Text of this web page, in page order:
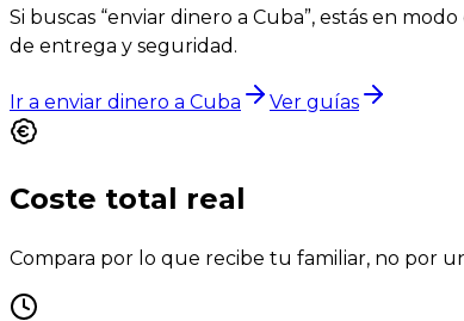
Si buscas “enviar dinero a Cuba”, estás en
de entrega y seguridad.
Ir a enviar dinero a Cuba Ver guías
Coste total real
Compara por lo que recibe tu familiar, no por